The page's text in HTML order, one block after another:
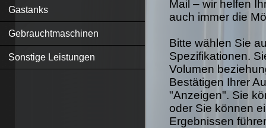
Gastanks
Gebrauchtmaschinen
Sonstige Leistungen
Mail – wir helfen
auch immer die
Bitte wählen Sie
Spezifikationen.
Volumen
Bestätigen Ihrer
"Anzeigen". Sie
oder Sie können
Ergebnissen